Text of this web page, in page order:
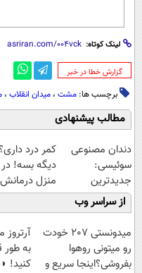
لینک کوتاه:
‌گزارش خطا در خبر
برچسب ها: مشت ، میدان انقلاب ،
مطالب پیشنهادی
دندان مصنوعی
سوئیسی:
جدیدترین
فناوری اروپا،
سبک و مقاوم |
پرداخت قسطی
کمر درد
دیگه بسه! در
منزل درمانش
کن
از سراسر وب
میدونستی 207 خودت
رو میتونی روهوا
بفروشی؟اینجا سریع و
به
کنید!